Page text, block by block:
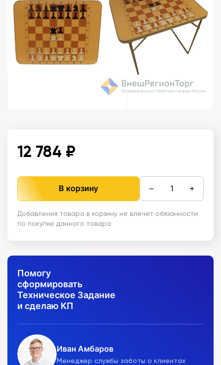
12 784 ₽
В корзину − +
Добавления товара в корзину не влечет обязанности
по покупке данного товара
Помогу
сформировать
Техническое Задание
и сделаю КП
Иван Амбаров
Менеджер службы заботы о клиентах